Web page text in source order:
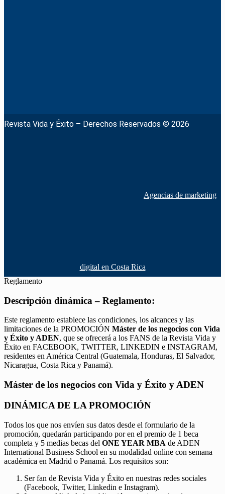
Revista Vida y Éxito – Derechos Reservados © 2026
Agencias de marketing
digital en Costa Rica
Reglamento
Descripción dinámica – Reglamento:
Este reglamento establece las condiciones, los alcances y las
limitaciones de la PROMOCIÓN Máster de los negocios con Vida
y Éxito y ADEN, que se ofrecerá a los FANS de la Revista Vida y
Éxito en FACEBOOK, TWITTER, LINKEDIN e INSTAGRAM,
residentes en América Central (Guatemala, Honduras, El Salvador,
Nicaragua, Costa Rica y Panamá).
Máster de los negocios con Vida y Éxito y ADEN
DINÁMICA DE LA PROMOCIÓN
Todos los que nos envíen sus datos desde el formulario de la
promoción, quedarán participando por en el premio de 1 beca
completa y 5 medias becas del ONE YEAR MBA de ADEN
International Business School en su modalidad online con semana
académica en Madrid o Panamá. Los requisitos son:
Ser fan de Revista Vida y Éxito en nuestras redes sociales
(Facebook, Twitter, Linkedin e Instagram).